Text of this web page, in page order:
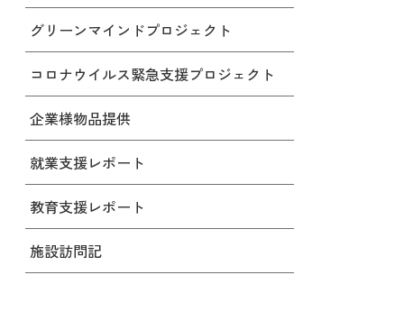
グリーンマインドプロジェクト
コロナウイルス緊急支援プロジェクト
企業様物品提供
就業支援レポート
教育支援レポート
施設訪問記